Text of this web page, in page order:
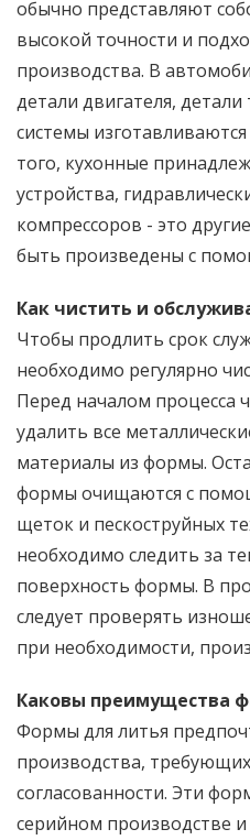
обычно представляют
высокой точности и
производства. В
детали двигателя,
системы
того, кухонные
устройства,
компрессоров - это
быть произведены с
Как чистить и
Чтобы продлить срок
необходимо регулярно
Перед началом процесса
удалить все
материалы из формы.
формы очищаются с
щеток и пескоструйных
необходимо следить за
поверхность формы. В
следует проверять
при необходимости,
Каковы преимущества
Формы для литья
производства,
согласованности. Эти
серийном производстве